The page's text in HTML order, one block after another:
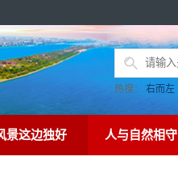
热搜： 右而左
景这边独好 人与自然相守